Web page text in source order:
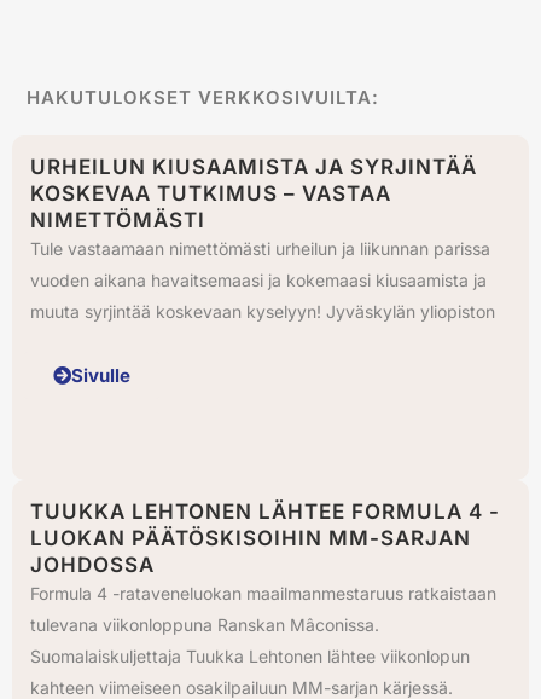
HAKUTULOKSET VERKKOSIVUILTA:
URHEILUN KIUSAAMISTA JA SYRJINTÄÄ
KOSKEVAA TUTKIMUS – VASTAA
NIMETTÖMÄSTI
Tule vastaamaan nimettömästi urheilun ja liikunnan parissa
vuoden aikana havaitsemaasi ja kokemaasi kiusaamista ja
muuta syrjintää koskevaan kyselyyn! Jyväskylän yliopiston
Sivulle
TUUKKA LEHTONEN LÄHTEE FORMULA 4 -
LUOKAN PÄÄTÖSKISOIHIN MM-SARJAN
JOHDOSSA
Formula 4 -rataveneluokan maailmanmestaruus ratkaistaan
tulevana viikonloppuna Ranskan Mâconissa.
Suomalaiskuljettaja Tuukka Lehtonen lähtee viikonlopun
kahteen viimeiseen osakilpailuun MM-sarjan kärjessä.